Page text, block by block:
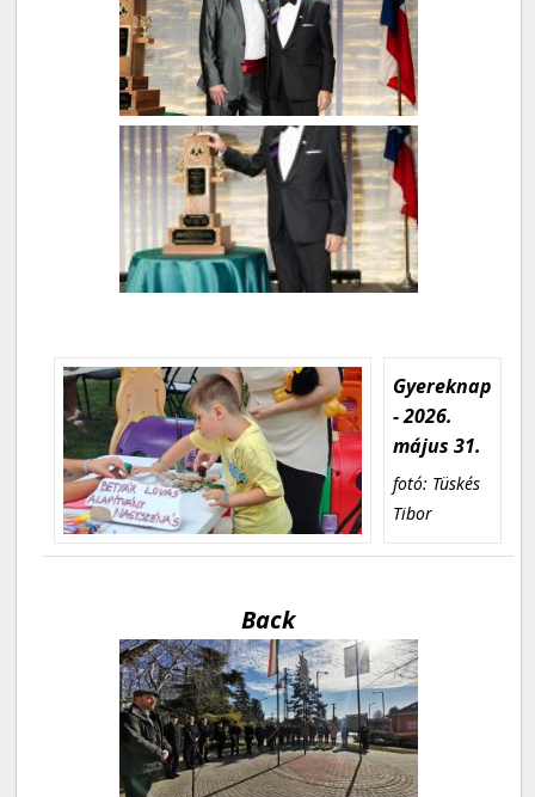
Gyereknap
- 2026.
május 31.
fotó: Tüskés
Tibor
Back